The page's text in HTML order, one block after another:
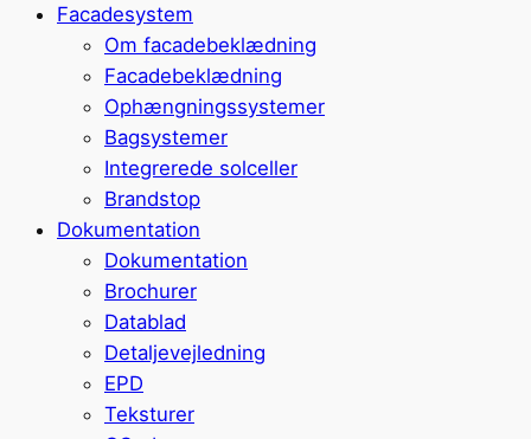
Facadesystem
Om facadebeklædning
Facadebeklædning
Ophængningssystemer
Bagsystemer
Integrerede solceller
Brandstop
Dokumentation
Dokumentation
Brochurer
Datablad
Detaljevejledning
EPD
Teksturer